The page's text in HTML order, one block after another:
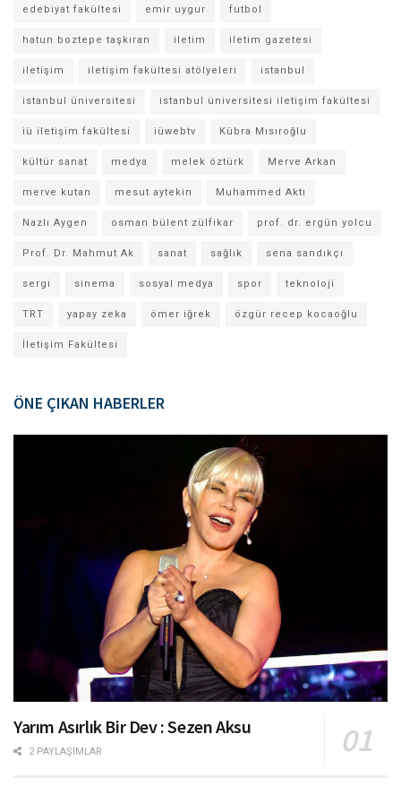
edebiyat fakültesi emir uygur futbol
hatun boztepe taşkıran iletim iletim gazetesi
iletişim iletişim fakültesi atölyeleri istanbul
istanbul üniversitesi istanbul üniversitesi iletişim fakültesi
iü iletişim fakültesi iüwebtv Kübra Mısıroğlu
kültür sanat medya melek öztürk Merve Arkan
merve kutan mesut aytekin Muhammed Aktı
Nazlı Aygen osman bülent zülfikar prof. dr. ergün yolcu
Prof. Dr. Mahmut Ak sanat sağlık sena sandıkçı
sergi sinema sosyal medya spor teknoloji
TRT yapay zeka ömer iğrek özgür recep kocaoğlu
İletişim Fakültesi
ÖNE ÇIKAN HABERLER
Yarım Asırlık Bir Dev : Sezen Aksu
2 PAYLAŞIMLAR